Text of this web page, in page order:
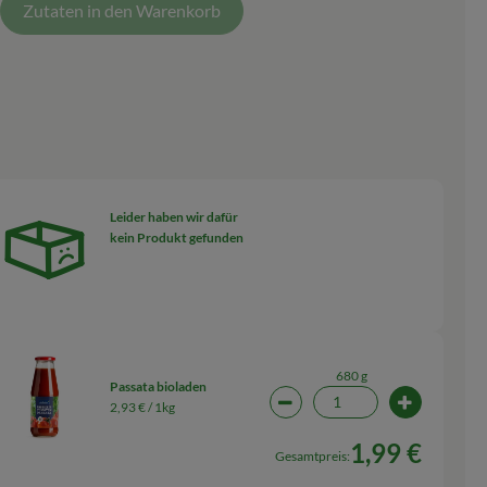
Zutaten in den Warenkorb
ändern
Leider haben wir dafür
kein Produkt gefunden
ändern
Passata bioladen
2,93 € /1kg
680 g
Artikelanzahl verringern
Gesamtpreis: 1,99 €